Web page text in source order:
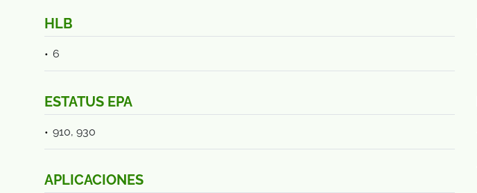
HLB
6
ESTATUS EPA
910, 930
APLICACIONES